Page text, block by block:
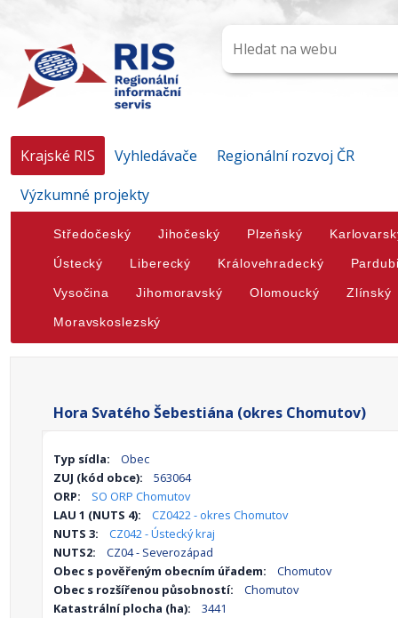
Krajské RIS Vyhledávače
Regionální rozvoj ČR
Výzkumné projekty
Středočeský Jihočeský Plzeňský
Ústecký Liberecký Královehradecký
Vysočina Jihomoravský Olomoucký Zlínský
Moravskoslezský
Hora Svatého Šebestiána (okres Chomutov)
Typ sídla:
Obec
ZUJ (kód obce):
563064
ORP:
SO ORP Chomutov
LAU 1 (NUTS 4):
CZ0422 - okres Chomutov
NUTS 3:
CZ042 - Ústecký kraj
NUTS2:
CZ04 - Severozápad
Obec s pověřeným obecním úřadem:
Chomutov
Obec s rozšířenou působností:
Chomutov
Katastrální plocha (ha):
3441